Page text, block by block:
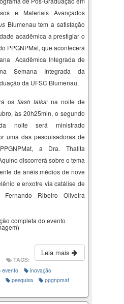
e Materiais Avançados
Blumenau tem a satisfação
acadêmica a prestigiar o
PPGNPMat, que acontecerá
Acadêmica Integrada de
Semana Integrada da
da UFSC Blumenau.
os flash talks:na noite de
às 20h25min, o segundo
noite será ministrado
uma das pesquisadoras de
a Dra. Thalita
discorrerá sobre o tema
de anéis médios de nove
e enxofre via catálise de
Ribeiro Oliveira
completa do evento
Leia mais
TAGS:
evento
inovação
pesquisa
ppgnpmat